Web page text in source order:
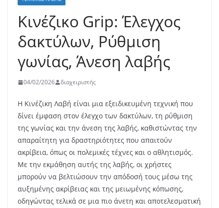
Κινέζικο Grip: Έλεγχος
δακτύλων, Ρύθμιση
γωνίας, Άνεση λαβής
04/02/2026 διαχειριστής
Η Κινέζικη Λαβή είναι μια εξειδικευμένη τεχνική που
δίνει έμφαση στον έλεγχο των δακτύλων, τη ρύθμιση
της γωνίας και την άνεση της λαβής, καθιστώντας την
απαραίτητη για δραστηριότητες που απαιτούν
ακρίβεια, όπως οι πολεμικές τέχνες και ο αθλητισμός.
Με την εκμάθηση αυτής της λαβής, οι χρήστες
μπορούν να βελτιώσουν την απόδοσή τους μέσω της
αυξημένης ακρίβειας και της μειωμένης κόπωσης,
οδηγώντας τελικά σε μια πιο άνετη και αποτελεσματική